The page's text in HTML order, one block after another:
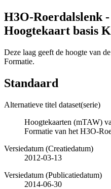
H3O-Roerdalslenk
Hoogtekaart basis
Deze laag geeft de hoogte van
Formatie.
Standaard
Alternatieve titel dataset(serie)
Hoogtekaarten (mTAW)
Formatie van het H3O-
Versiedatum (Creatiedatum)
2012-03-13
Versiedatum (Publicatiedatum)
2014-06-30